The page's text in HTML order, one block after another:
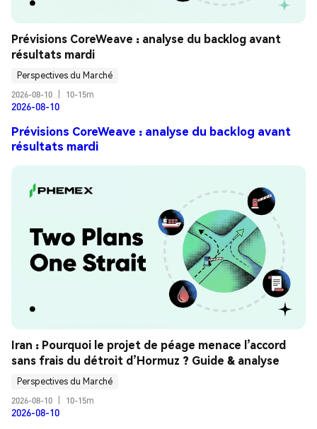
Prévisions CoreWeave : analyse du backlog avant
résultats mardi
Perspectives du Marché
2026-08-10
10-15m
2026-08-10
Prévisions CoreWeave : analyse du backlog avant
résultats mardi
Iran : Pourquoi le projet de péage menace l’accord
sans frais du détroit d’Hormuz ? Guide & analyse
Perspectives du Marché
2026-08-10
10-15m
2026-08-10